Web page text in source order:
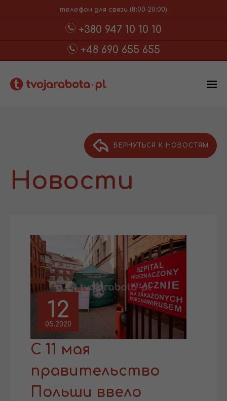
телефон для связи (8:00-20:00)
+380 947 10 10 10
+48 690 655 655
ВЕРНУТЬСЯ К НОВОСТЯМ
Новости
12
05.2020
С 11 мая
правительство
Польши ввело